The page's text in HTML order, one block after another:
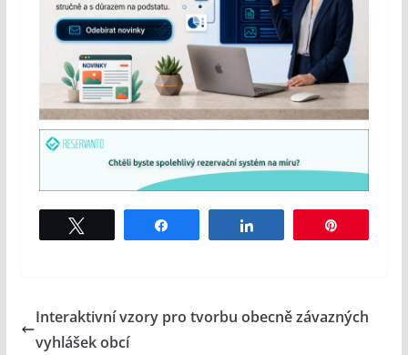
Interaktivní vzory pro tvorbu obecně závazných
vyhlášek obcí